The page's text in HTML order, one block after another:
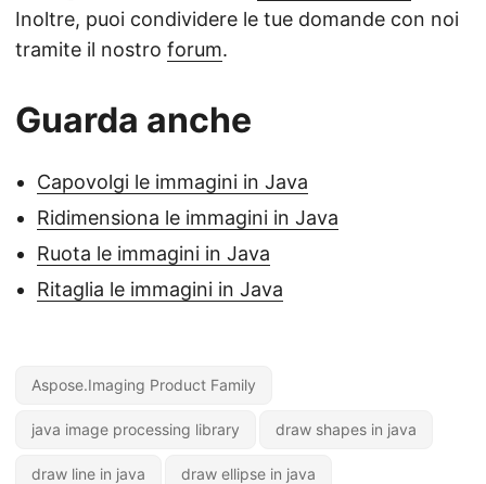
Inoltre, puoi condividere le tue domande con noi
tramite il nostro forum.
Guarda anche
Capovolgi le immagini in Java
Ridimensiona le immagini in Java
Ruota le immagini in Java
Ritaglia le immagini in Java
Aspose.Imaging Product Family
java image processing library draw shapes in java
draw line in java draw ellipse in java